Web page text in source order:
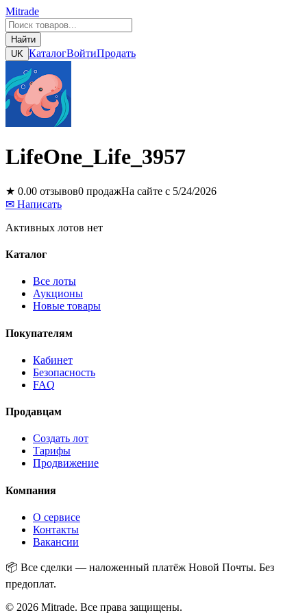
Mitrade
Найти
UK КаталогВойтиПродать
LifeOne_Life_3957
★ 0.00 отзывов0 продажНа сайте с 5/24/2026
✉ Написать
Активных лотов нет
Каталог
Все лоты
Аукционы
Новые товары
Покупателям
Кабинет
Безопасность
FAQ
Продавцам
Создать лот
Тарифы
Продвижение
Компания
О сервисе
Контакты
Вакансии
📦 Все сделки — наложенный платёж Новой Почты. Без
предоплат.
© 2026 Mitrade. Все права защищены.